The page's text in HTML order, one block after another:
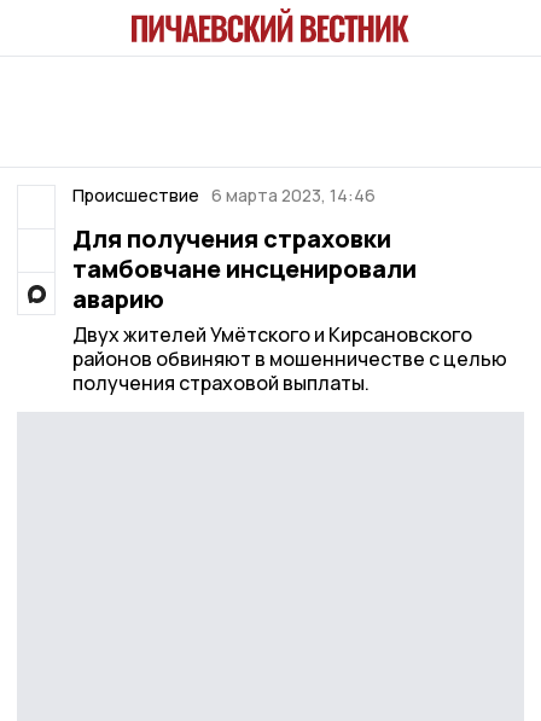
Происшествие 6 марта 2023, 14:46
Для получения страховки
тамбовчане инсценировали
аварию
Двух жителей Умётского и Кирсановского
районов обвиняют в мошенничестве с целью
получения страховой выплаты.